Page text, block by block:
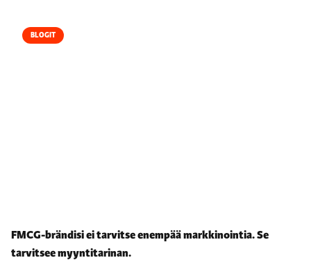
BLOGIT
FMCG-brändisi ei tarvitse enempää markkinointia. Se
tarvitsee myyntitarinan.